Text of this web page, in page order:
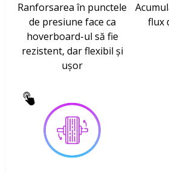
Ranforsarea în punctele
de presiune face ca
hoverboard-ul să fie
rezistent, dar flexibil și
ușor
flux